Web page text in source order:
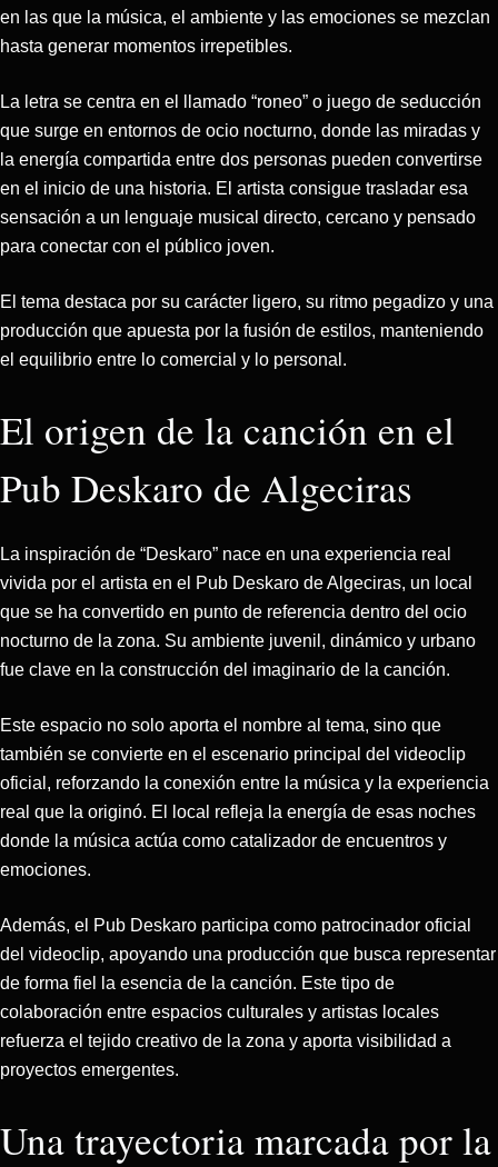
en las que la música, el ambiente y las emociones se mezclan
hasta generar momentos irrepetibles.
La letra se centra en el llamado “roneo” o juego de seducción
que surge en entornos de ocio nocturno, donde las miradas y
la energía compartida entre dos personas pueden convertirse
en el inicio de una historia. El artista consigue trasladar esa
sensación a un lenguaje musical directo, cercano y pensado
para conectar con el público joven.
El tema destaca por su carácter ligero, su ritmo pegadizo y una
producción que apuesta por la fusión de estilos, manteniendo
el equilibrio entre lo comercial y lo personal.
El origen de la canción en el
Pub Deskaro de Algeciras
La inspiración de “Deskaro” nace en una experiencia real
vivida por el artista en el Pub Deskaro de Algeciras, un local
que se ha convertido en punto de referencia dentro del ocio
nocturno de la zona. Su ambiente juvenil, dinámico y urbano
fue clave en la construcción del imaginario de la canción.
Este espacio no solo aporta el nombre al tema, sino que
también se convierte en el escenario principal del videoclip
oficial, reforzando la conexión entre la música y la experiencia
real que la originó. El local refleja la energía de esas noches
donde la música actúa como catalizador de encuentros y
emociones.
Además, el Pub Deskaro participa como patrocinador oficial
del videoclip, apoyando una producción que busca representar
de forma fiel la esencia de la canción. Este tipo de
colaboración entre espacios culturales y artistas locales
refuerza el tejido creativo de la zona y aporta visibilidad a
proyectos emergentes.
Una trayectoria marcada por la